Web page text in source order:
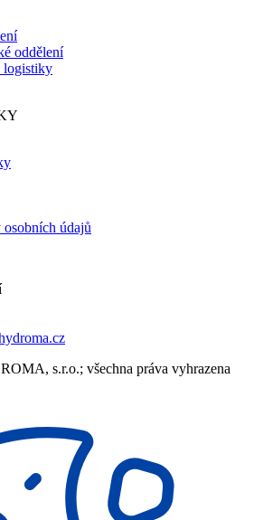
oddělení
logistiky
údajů
s.r.o.; všechna práva vyhrazena